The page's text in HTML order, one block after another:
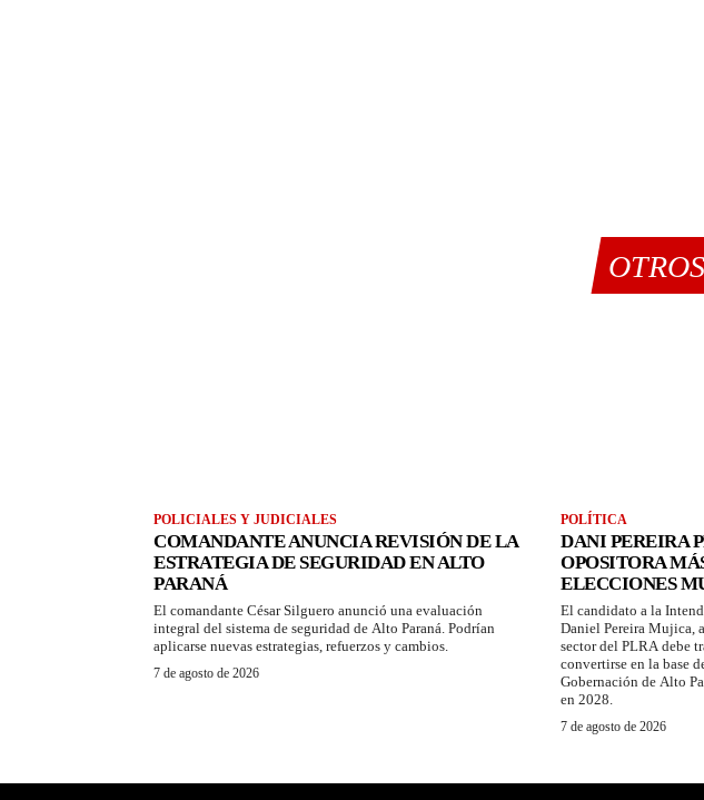
POLICIALES Y JUDICIALES
COMANDANTE ANUNCIA REVISIÓN DE LA
ESTRATEGIA DE SEGURIDAD EN ALTO
PARANÁ
El comandante César Silguero anunció una evaluación
integral del sistema de seguridad de Alto Paraná. Podrían
aplicarse nuevas estrategias, refuerzos y cambios.
7 de agosto de 2026
POLÍTICA
DANI PEREIRA
OPOSITORA
ELECCIONES
El candidato a la
Daniel Pereira Mujica,
sector del PLRA debe
convertirse en la base
Gobernación de Alto
en 2028.
7 de agosto de 2026